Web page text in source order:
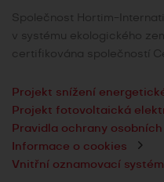
Společnost Hortim-
v systému ekologického
certifikována společností
Projekt snížení
Projekt fotovoltaická
Pravidla ochrany
Informace o cookies
Vnitřní oznamovací systém